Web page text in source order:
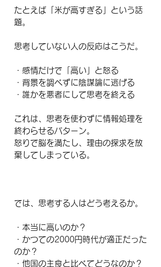
たとえば「米が高すぎる」という話
題。
思考していない人の反応はこうだ。
・感情だけで「高い」と怒る
・背景を調べずに陰謀論に逃げる
・誰かを悪者にして思考を終える
これは、思考を使わずに情報処理を
終わらせるパターン。
怒りで脳を満たし、理由の探求を放
棄してしまっている。
では、思考する人はどう考えるか。
・本当に高いのか？
・かつての2000円時代が適正だった
のか？
・他国の主食と比べてどうなのか？